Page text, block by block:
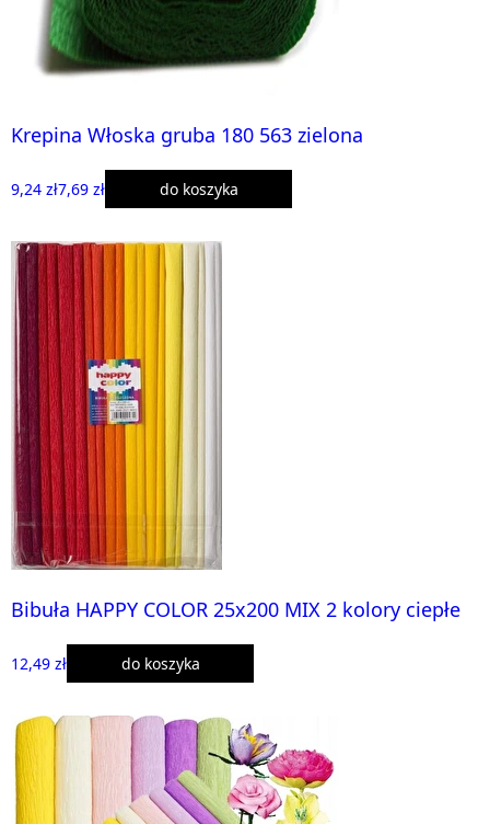
Krepina Włoska gruba 180 563 zielona
9,24 zł7,69 zł do koszyka
Bibuła HAPPY COLOR 25x200 MIX 2 kolory ciepłe
12,49 zł do koszyka